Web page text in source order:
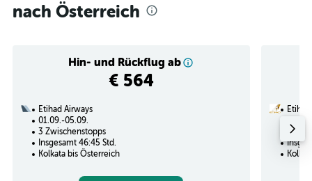
nach Österreich
Hin- und Rückflug ab
€ 564
Etihad Airways
01.09.-05.09.
3 Zwischenstopps
Insgesamt 46:45 Std.
Kolkata bis Österreich
1